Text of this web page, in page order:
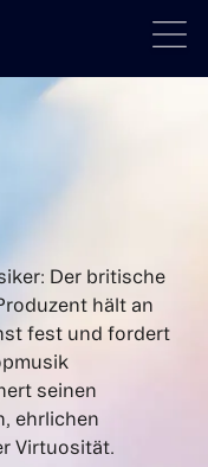
Der britische
hält an
fest und fordert
seinen
ehrlichen
Virtuosität.